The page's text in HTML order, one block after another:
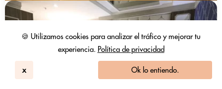
🍪 Utilizamos cookies para analizar el tráfico y mejorar tu
experiencia. Política de privacidad
x Ok lo entiendo.